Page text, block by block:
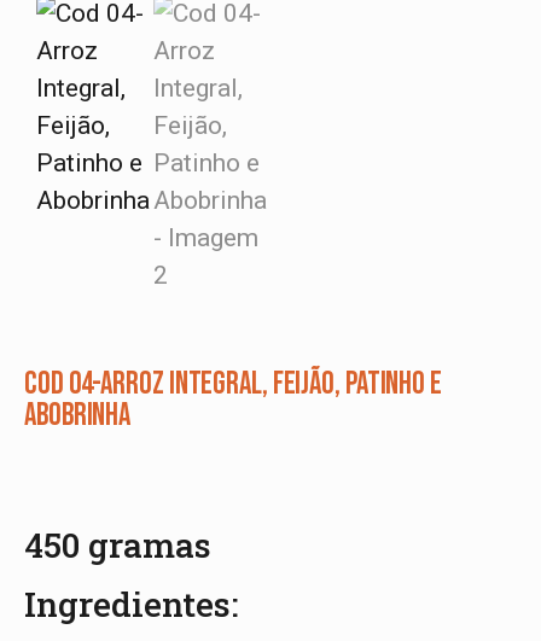
Cod 04-Arroz Integral, Feijão, Patinho e
Abobrinha
450 gramas
Ingredientes: